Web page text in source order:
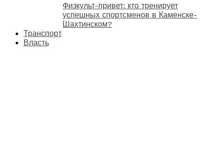
Физкульт-привет: кто тренирует
успешных спортсменов в Каменске-
Шахтинском?
Транспорт
Власть